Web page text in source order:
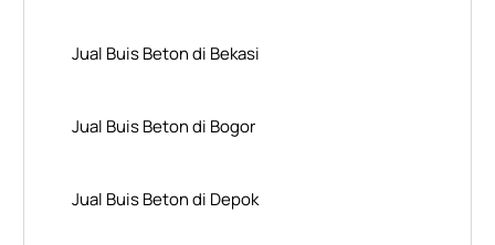
Jual Buis Beton di Bekasi
Jual Buis Beton di Bogor
Jual Buis Beton di Depok